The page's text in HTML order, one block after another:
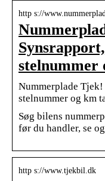
http s://
Nummerplade
stelnummer og km
Søg bilens
før du handler, se
http s://www.tjekbil.dk